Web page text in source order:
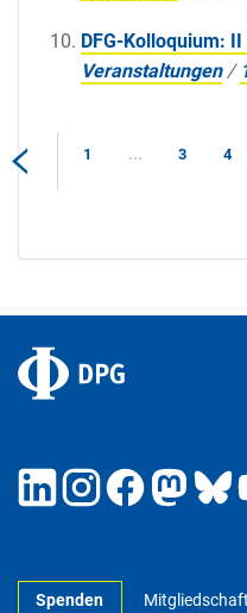
DFG-Kolloquium:
Veranstaltungen /
1 ... 3 4
Spenden Mitgliedschaft